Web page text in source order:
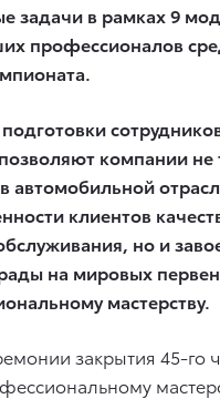
задачи в рамках 9
профессионалов
компании не
автомобильной
клиентов
но и
на мировых
мастерству.
закрытия 45-го